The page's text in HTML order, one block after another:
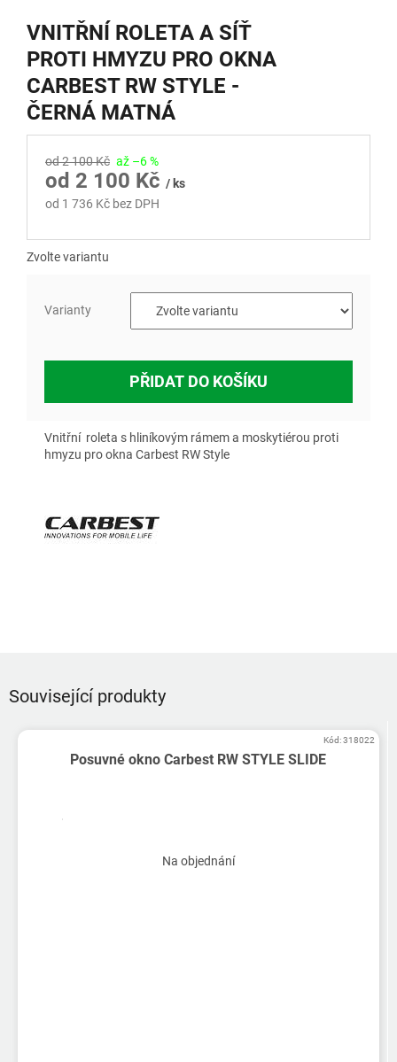
VNITŘNÍ ROLETA A SÍŤ
PROTI HMYZU PRO OKNA
CARBEST RW STYLE -
ČERNÁ MATNÁ
od 2 100 Kč až –6 %
od 2 100 Kč / ks
od 1 736 Kč bez DPH
Zvolte variantu
Varianty
PŘIDAT DO KOŠÍKU
Vnitřní roleta s hliníkovým rámem a moskytiérou proti
hmyzu pro okna Carbest RW Style
Související produkty
Posuvné okno Carbest RW STYLE SLIDE
Na objednání
Kód:318022